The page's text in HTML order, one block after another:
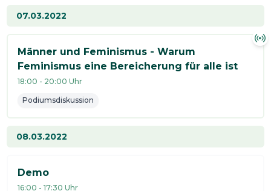
07.03.2022
Männer und Feminismus - Warum
Feminismus eine Bereicherung für alle ist
18:00 - 20:00 Uhr
Podiumsdiskussion
08.03.2022
Demo
16:00 -17:30 Uhr